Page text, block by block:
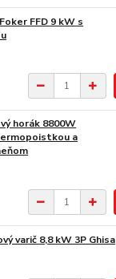
FFD 9 kW s
horák 8800W
a
varič 8,8 kW 3P Ghisa